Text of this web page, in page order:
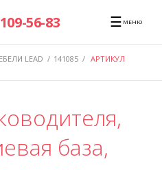
56-83 ☰ МЕНЮ
LEAD / 141085 / АРТИКУЛ
база,